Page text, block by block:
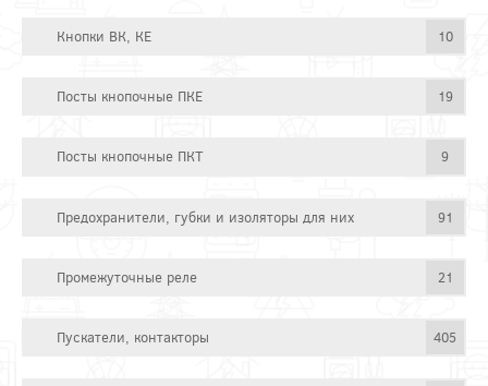
Кнопки ВК, КЕ 10
Посты кнопочные ПКЕ 19
Посты кнопочные ПКТ 9
Предохранители, губки и изоляторы для них 91
Промежуточные реле 21
Пускатели, контакторы 405